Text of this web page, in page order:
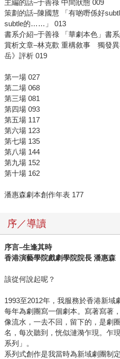
主編的話–于善祿 中間狀態 009
策劃的話–陳國慧 「有啲嘢係好
subtle的……」 013
書系介紹–于善祿 「華劇本色」書
賞析文章–林克歡 重構敘事 獨發
岳》評析 019
第一場 027
第二場 068
第三場 081
第四場 093
第五場 117
第六場 123
第七場 135
第八場 144
第九場 152
第十場 162
潘惠森劇本創作年表 177
序／導讀
序言–生逢其時
香港演藝學院戲劇學院院長 潘惠森
該從何說起呢？
1993至2012年，我服務於香港新域
每年為劇團寫一個劇本。寫著寫著
像流水，一去不回，留下的，是劇
名，每次聽到，恍似漣漪乍現。乍
系列」。
系列式創作是我當時為新域劇團制